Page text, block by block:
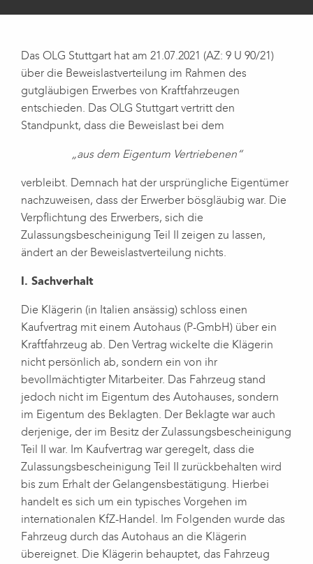
Das OLG Stuttgart hat am 21.07.2021 (AZ: 9 U 90/21)
über die Beweislastverteilung im Rahmen des
gutgläubigen Erwerbes von Kraftfahrzeugen
entschieden. Das OLG Stuttgart vertritt den
Standpunkt, dass die Beweislast bei dem
„aus dem Eigentum Vertriebenen“
verbleibt. Demnach hat der ursprüngliche Eigentümer
nachzuweisen, dass der Erwerber bösgläubig war. Die
Verpflichtung des Erwerbers, sich die
Zulassungsbescheinigung Teil II zeigen zu lassen,
ändert an der Beweislastverteilung nichts.
I. Sachverhalt
Die Klägerin (in Italien ansässig) schloss einen
Kaufvertrag mit einem Autohaus (P-GmbH) über ein
Kraftfahrzeug ab. Den Vertrag wickelte die Klägerin
nicht persönlich ab, sondern ein von ihr
bevollmächtigter Mitarbeiter. Das Fahrzeug stand
jedoch nicht im Eigentum des Autohauses, sondern
im Eigentum des Beklagten. Der Beklagte war auch
derjenige, der im Besitz der Zulassungsbescheinigung
Teil II war. Im Kaufvertrag war geregelt, dass die
Zulassungsbescheinigung Teil II zurückbehalten wird
bis zum Erhalt der Gelangensbestätigung. Hierbei
handelt es sich um ein typisches Vorgehen im
internationalen KfZ-Handel. Im Folgenden wurde das
Fahrzeug durch das Autohaus an die Klägerin
übereignet. Die Klägerin behauptet, das Fahrzeug